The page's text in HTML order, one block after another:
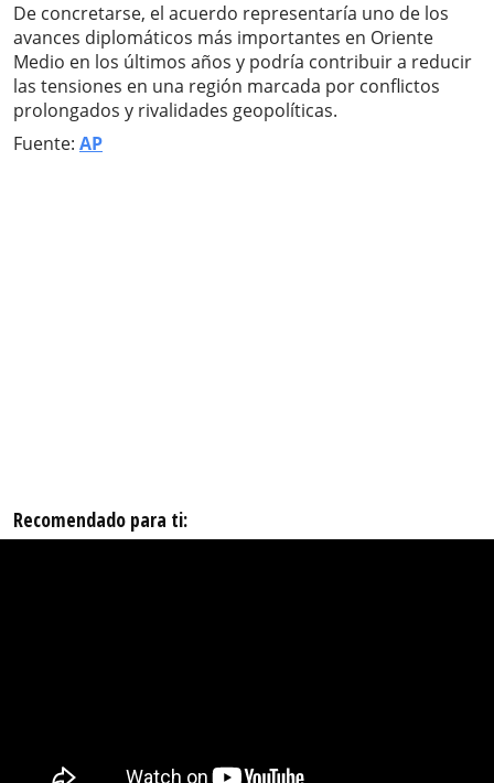
De concretarse, el acuerdo representaría uno de los
avances diplomáticos más importantes en Oriente
Medio en los últimos años y podría contribuir a reducir
las tensiones en una región marcada por conflictos
prolongados y rivalidades geopolíticas.
Fuente: AP
Recomendado para ti: